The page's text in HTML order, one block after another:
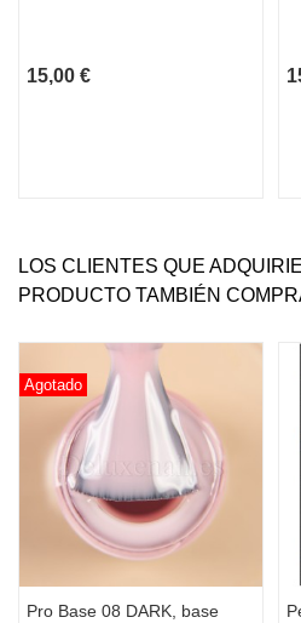
15,00 €
LOS CLIENTES QUE
PRODUCTO TAMBIÉN
Agotado
Pro Base 08 DARK, base